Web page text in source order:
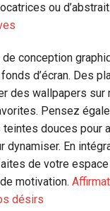
ou d’abstrait.
conception
d’écran. Des
des wallpapers sur
Pensez
douces pour
dynamiser. En
de votre
motivation.
désirs